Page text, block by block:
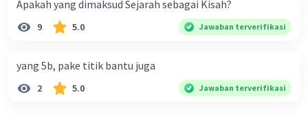
Apakah yang dimaksud Sejarah sebagai Kisah?
9 5.0 Jawaban terverifikasi
yang 5b, pake titik bantu juga
2 5.0 Jawaban terverifikasi